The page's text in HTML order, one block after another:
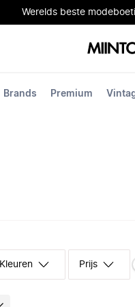
Werelds beste
Brands Premium
Kleuren Prijs